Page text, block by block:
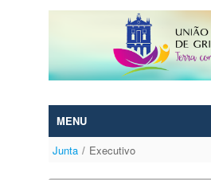
Mudar para o conteúdo
MENU
Junta / Executivo